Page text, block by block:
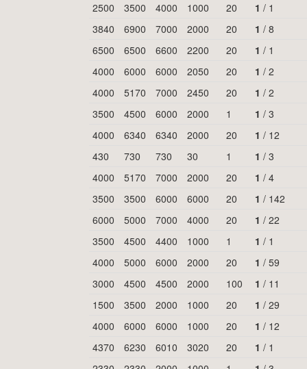
2500
3500 4000 1000 20 1 / 1
3840
6900 7000 2000 20 1 / 8
6500
6500 6600 2200 20 1 / 1
4000
6000 6000 2050 20 1 / 2
4000
5170 7000 2450 20 1 / 2
3500
4500 6000 2000 1 1 / 3
4000
6340 6340 2000 20 1 / 12
430
730 730 30 1 1 / 3
4000
5170 7000 2000 20 1 / 4
3500
3500 6000 6000 20 1 / 142
6000
5000 7000 4000 20 1 / 22
3500
4500 4400 1000 1 1 / 1
4000
5000 6000 2000 20 1 / 59
3000
4500 4500 2000 100 1 / 11
1500
3500 2000 1000 20 1 / 29
4000
6000 6000 1000 20 1 / 12
4370
6230 6010 3020 20 1 / 1